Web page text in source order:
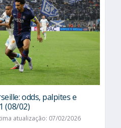
odds, palpites e
(08/02)
atualização: 07/02/2026